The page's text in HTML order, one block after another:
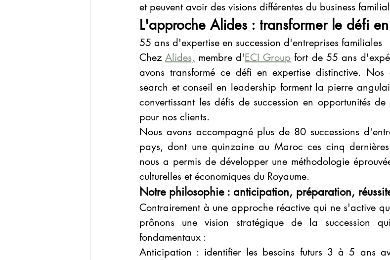
et peuvent avoir des visions différentes du business
L'approche Alides : transformer le défi
55 ans d'expertise en succession d'entreprises familiales
Chez Alides, membre d'ECI Group fort de 55 ans
avons transformé ce défi en expertise distinctive. Nos
search et conseil en leadership forment la pierre
convertissant les défis de succession en opportunités
pour nos clients.
Nous avons accompagné plus de 80 successions
pays, dont une quinzaine au Maroc ces cinq
nous a permis de développer une méthodologie
culturelles et économiques du Royaume.
Notre philosophie : anticipation, préparation,
Contrairement à une approche réactive qui ne s'active
prônons une vision stratégique de la succession
fondamentaux :
Anticipation : identifier les besoins futurs 3 à 5 ans